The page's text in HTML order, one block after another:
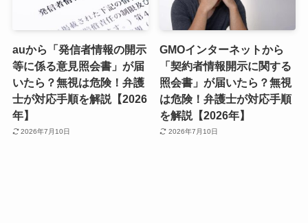
auから「発信者情報の開示
等に係る意見照会書」が届
いたら？無視は危険！弁護
士が対応手順を解説【2026
年】
2026年7月10日
GMOインターネットから
「契約者情報開示に関する
照会書」が届いたら？無視
は危険！弁護士が対応手順
を解説【2026年】
2026年7月10日